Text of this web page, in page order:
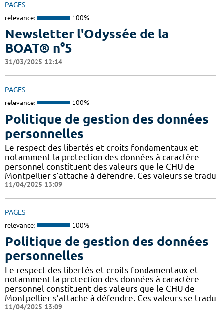
PAGES
relevance: 100%
Newsletter l'Odyssée de la
BOAT® n°5
31/03/2025 12:14
PAGES
relevance: 100%
Politique de gestion des données
personnelles
Le respect des libertés et droits fondamentaux et
notamment la protection des données à caractère
personnel constituent des valeurs que le CHU de
Montpellier s’attache à défendre. Ces valeurs se tradu
11/04/2025 13:09
PAGES
relevance: 100%
Politique de gestion des données
personnelles
Le respect des libertés et droits fondamentaux et
notamment la protection des données à caractère
personnel constituent des valeurs que le CHU de
Montpellier s’attache à défendre. Ces valeurs se tradu
11/04/2025 13:09